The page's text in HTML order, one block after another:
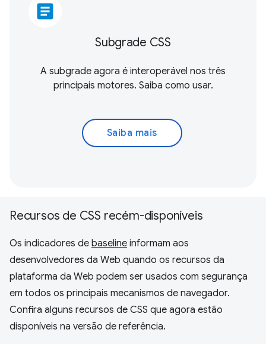
article
Subgrade CSS
A subgrade agora é interoperável nos três
principais motores. Saiba como usar.
Saiba mais
Recursos de CSS recém-disponíveis
Os indicadores de baseline informam aos
desenvolvedores da Web quando os recursos da
plataforma da Web podem ser usados com segurança
em todos os principais mecanismos de navegador.
Confira alguns recursos de CSS que agora estão
disponíveis na versão de referência.